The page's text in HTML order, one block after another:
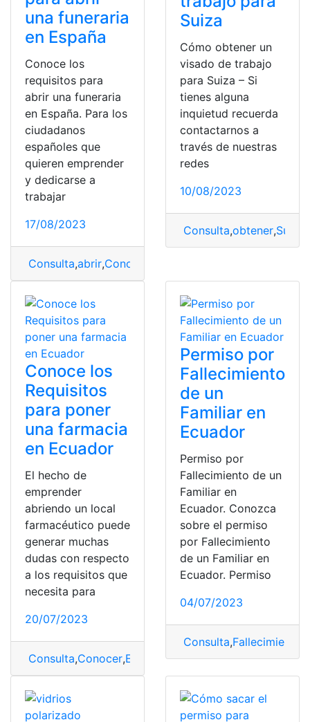
una funeraria
en España
Conoce los
requisitos para
abrir una funeraria
en España. Para los
ciudadanos
españoles que
quieren emprender
y dedicarse a
trabajar
17/08/2023
Consulta,abrir,Conocer
Suiza
Cómo obtener un
visado de trabajo
para Suiza – Si
tienes alguna
inquietud recuerda
contactarnos a
través de nuestras
redes
10/08/2023
Consulta,obtener,Suiza
Conoce los
Requisitos
para poner
una farmacia
en Ecuador
El hecho de
emprender
abriendo un local
farmacéutico puede
generar muchas
dudas con respecto
a los requisitos que
necesita para
20/07/2023
Consulta,Conocer,Ecuador,Farmacia,Pasos y
Permiso por
Fallecimiento
de un
Familiar en
Ecuador
Permiso por
Fallecimiento de un
Familiar en
Ecuador. Conozca
sobre el permiso
por Fallecimiento
de un Familiar en
Ecuador. Permiso
04/07/2023
Consulta,Fallecimiento